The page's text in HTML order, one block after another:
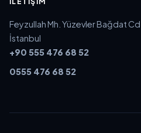
Feyzullah Mh. Yüzevler Bağdat
İstanbul
+90 555 476 68 52
0555 476 68 52